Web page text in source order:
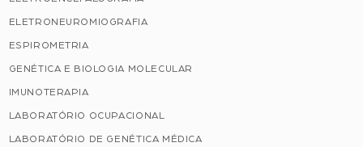
ELETRONEUROMIOGRAFIA
ESPIROMETRIA
GENÉTICA E BIOLOGIA MOLECULAR
IMUNOTERAPIA
LABORATÓRIO OCUPACIONAL
LABORATÓRIO DE GENÉTICA MÉDICA